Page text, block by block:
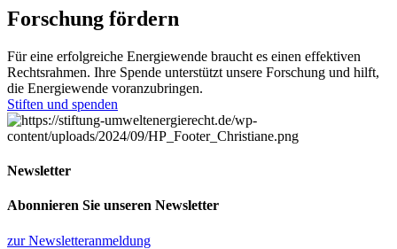
Forschung fördern
Für eine erfolgreiche Energiewende braucht es einen effektiven
Rechtsrahmen. Ihre Spende unterstützt unsere Forschung und hilft,
die Energiewende voranzubringen.
Stiften und spenden
Newsletter
Abonnieren Sie unseren Newsletter
zur Newsletteranmeldung